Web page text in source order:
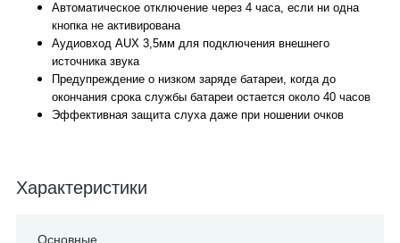
Автоматическое отключение через 4 часа, если ни одна
кнопка не активирована
Аудиовход AUX 3,5мм для подключения внешнего
источника звука
Предупреждение о низком заряде батареи, когда до
окончания срока службы батареи остается около 40 часов
Эффективная защита слуха даже при ношении очков
Характеристики
Основные